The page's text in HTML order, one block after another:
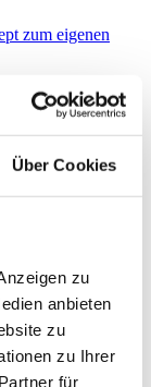
Über Cookies
zu
anbieten
zu
zu Ihrer
für
in deutscher